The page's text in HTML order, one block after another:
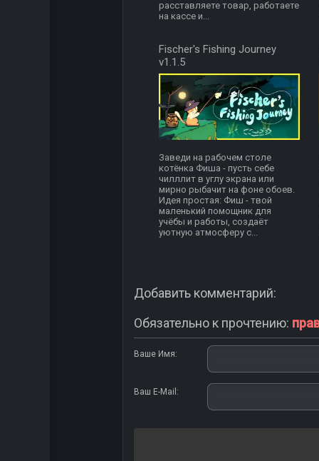
расставляете товар, работаете
на кассе и...
Fischer's Fishing Journey
v1.1.5
Заведи на рабочем столе
котёнка Фиша - пусть себе
чилллит в углу экрана или
мирно рыбачит на фоне обоев.
Идея простая: Фиш - твой
маленький помощник для
учёбы и работы, создаёт
уютную атмосферу с...
Добавить комментарий:
Обязательно к прочтению:
Ваше Имя:
Ваш E-Mail: